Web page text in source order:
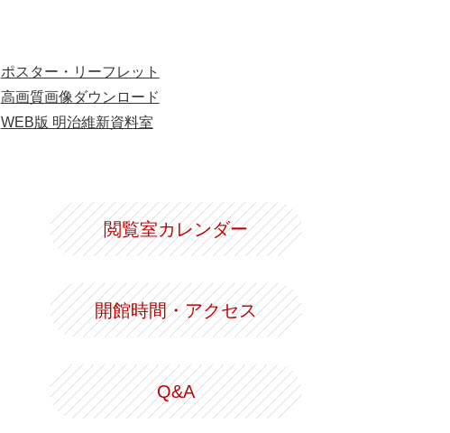
ポスター・リーフレット
高画質画像ダウンロード
WEB版 明治維新資料室
閲覧室カレンダー
開館時間・アクセス
Q&A